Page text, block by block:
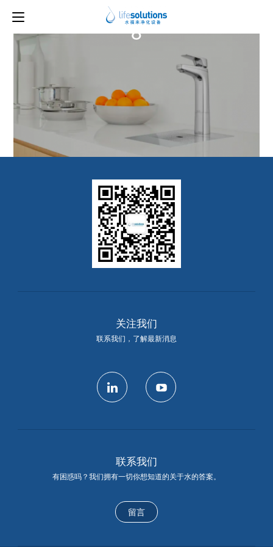
上一图片
8
关注我们
联系我们，了解最新消息
联系我们
有困惑吗？我们拥有一切你想知道的关于水的答案。
留言